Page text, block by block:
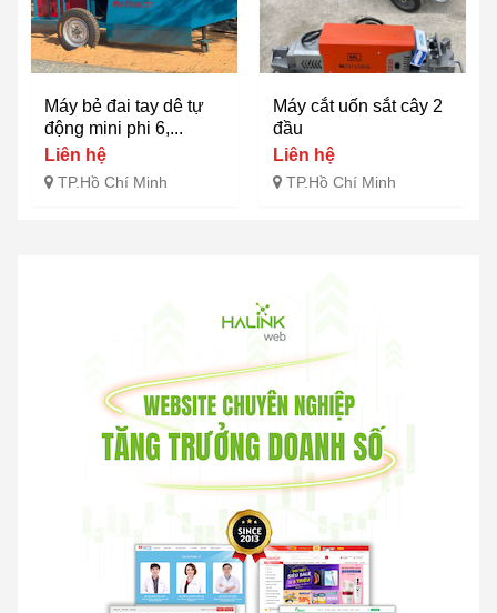
Máy bẻ đai tay dê tự
động mini phi 6,...
Liên hệ
TP.Hồ Chí Minh
Máy cắt uốn sắt cây 2
đầu
Liên hệ
TP.Hồ Chí Minh